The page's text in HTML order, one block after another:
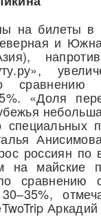
на билеты в
и
«Доля
специальных
россиян
на майские
Аркадий